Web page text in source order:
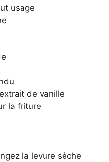
usage
de vanille
la friture
la levure sèche